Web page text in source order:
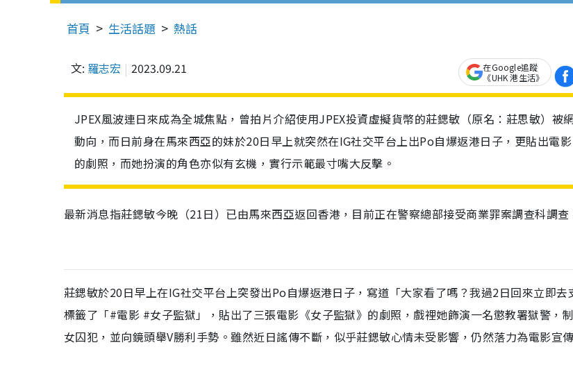
首頁 生活話題 熱話
文: 羅志宏 2023.09.21
在Google追蹤
《UHK 港生活》
JPEX風波連日來成為全城焦點，曾拍片介紹使用JPEX投資虛擬貨幣的莊鍶敏（原名：莊思敏）被
動向，而日前身在馬來西亞的妹於20日早上就突然在IG社交平台上出Po自爆返港日子，更貼出電影
的劇照，而她扮演的角色亦似有玄機，實行示範最寸嘴大反擊。
最新消息指莊鍶敏今晚（21日）已由馬來西亞返回香港，目前正在警察總部接受商業罪案調查科調查
莊鍶敏於20日早上在IG社交平台上突發出Po自爆返港日子，寫道「大家看了嗎？我過2日回來立即去
標籤了「#電影 #女子監獄」，貼出了三張電影《女子監獄》的劇照，戲裡她飾演一名懲教署獄警，
女囚犯，並向鏡頭舉V勝利手勢。雖然近日謠傳不斷，似乎莊鍶敏心情未受影響，仍然落力為電影宣